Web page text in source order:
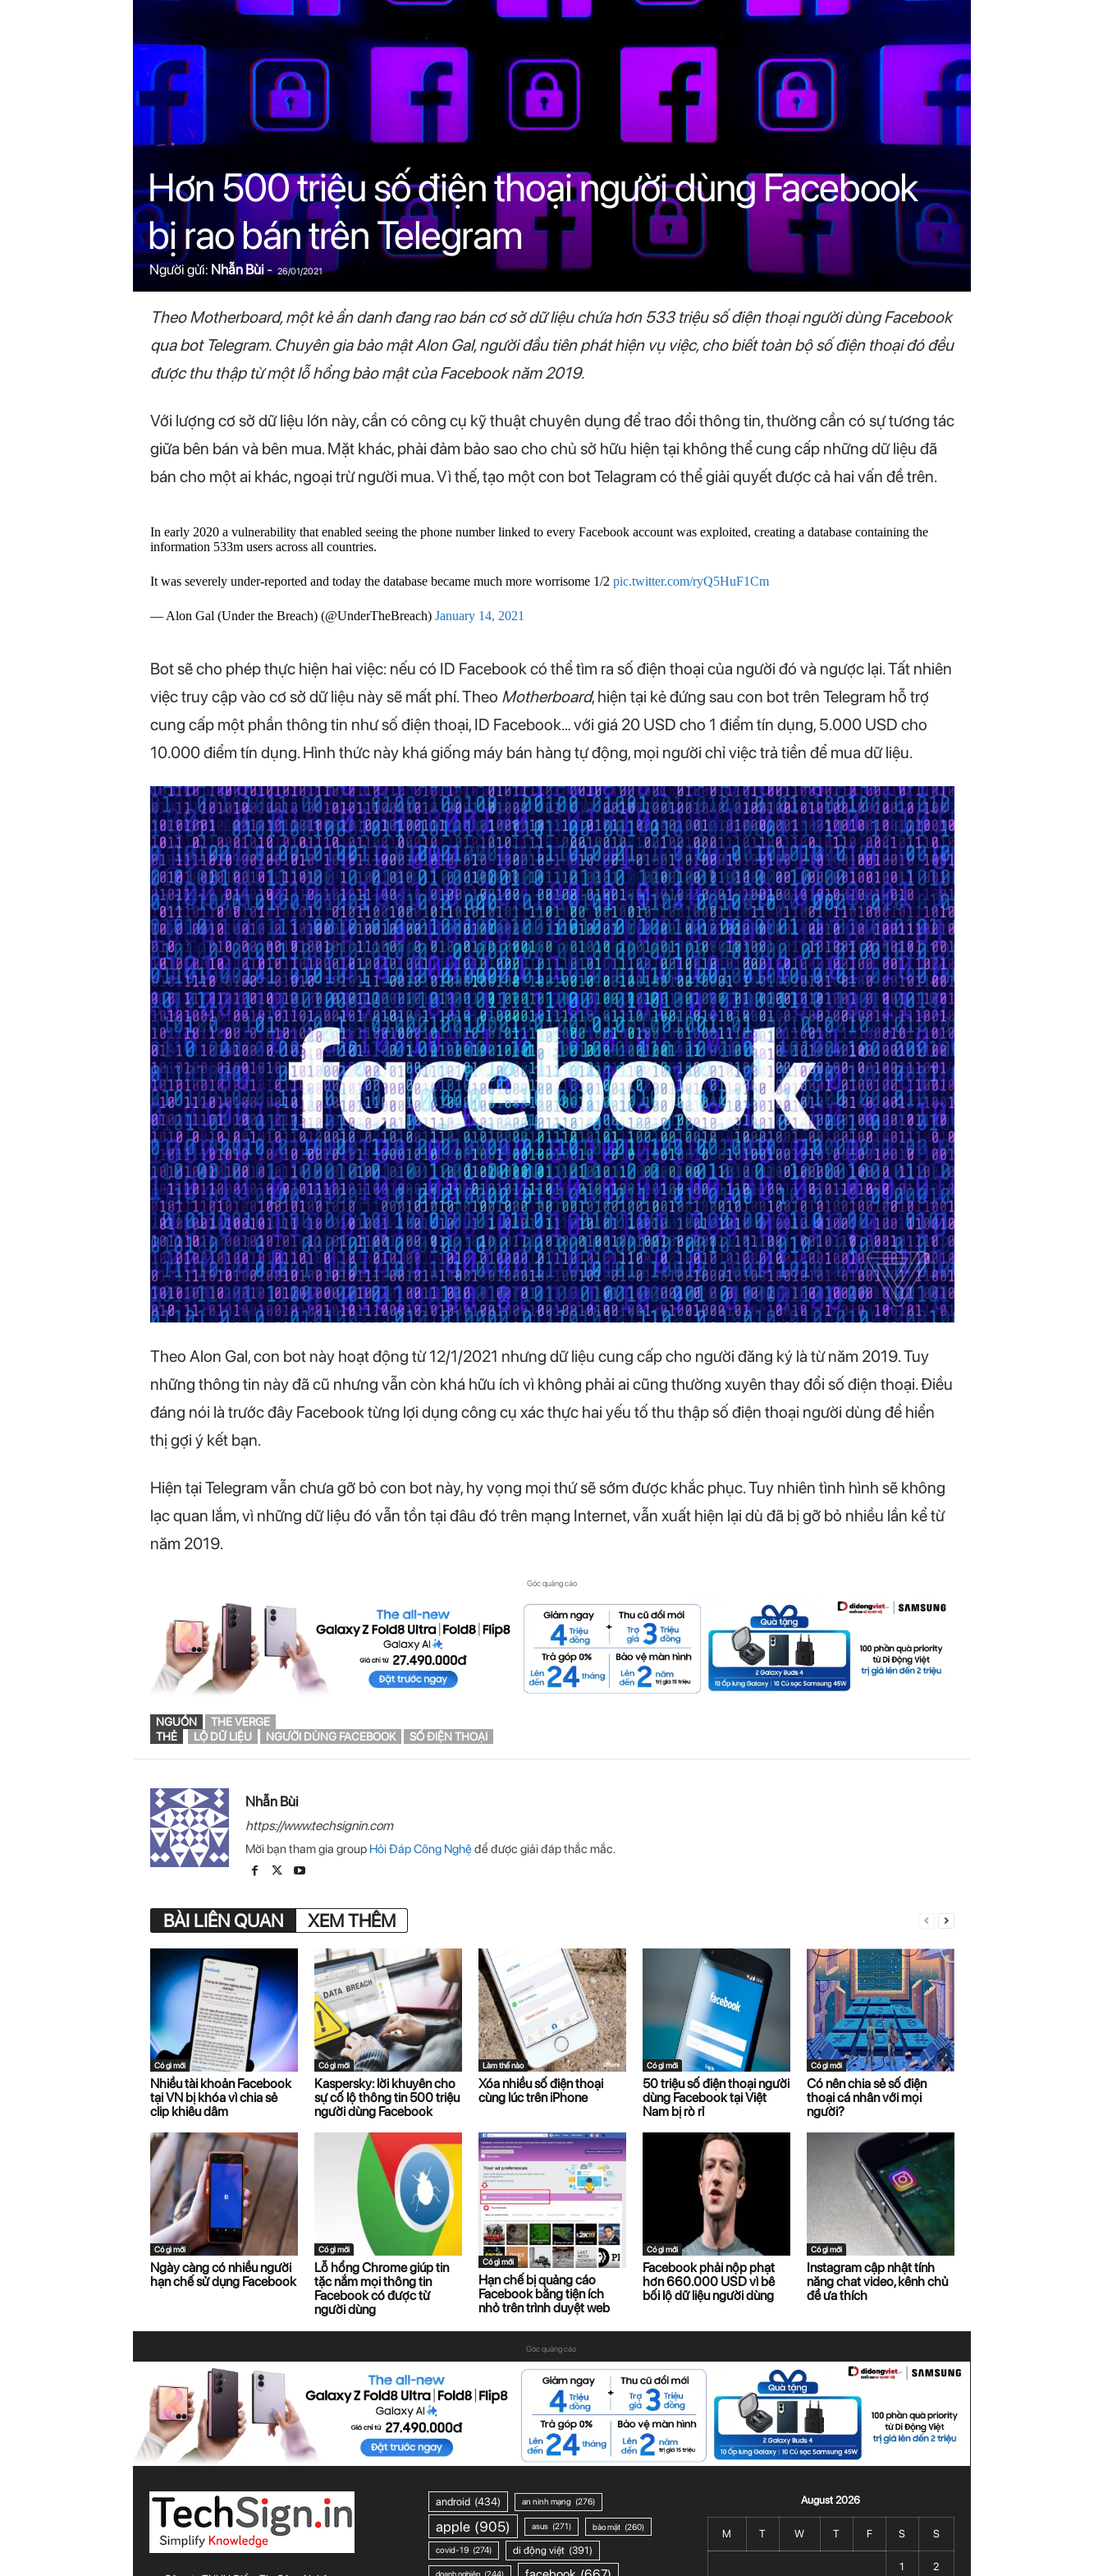
n
.
o
m
Hơn 500 triệu số điện thoại người dùng Facebook
bị rao bán trên Telegram
Người gửi: Nhẫn Bùi- 26/01/2021
Theo Motherboard, một kẻ ẩn danh đang rao bán cơ sở dữ liệu chứa hơn 533 triệu số điện thoại người dùng Facebook
qua bot Telegram. Chuyên gia bảo mật Alon Gal, người đầu tiên phát hiện vụ việc, cho biết toàn bộ số điện thoại đó đều
được thu thập từ một lỗ hổng bảo mật của Facebook năm 2019.
Với lượng cơ sở dữ liệu lớn này, cần có công cụ kỹ thuật chuyên dụng để trao đổi thông tin, thường cần có sự tương tác
giữa bên bán và bên mua. Mặt khác, phải đảm bảo sao cho chủ sở hữu hiện tại không thể cung cấp những dữ liệu đã
bán cho một ai khác, ngoại trừ người mua. Vì thế, tạo một con bot Telagram có thể giải quyết được cả hai vấn đề trên.
In early 2020 a vulnerability that enabled seeing the phone number linked to every Facebook account was exploited, creating a database containing the
information 533m users across all countries.
It was severely under-reported and today the database became much more worrisome 1/2 pic.twitter.com/ryQ5HuF1Cm
— Alon Gal (Under the Breach) (@UnderTheBreach) January 14, 2021
Bot sẽ cho phép thực hiện hai việc: nếu có ID Facebook có thể tìm ra số điện thoại của người đó và ngược lại. Tất nhiên
việc truy cập vào cơ sở dữ liệu này sẽ mất phí. Theo Motherboard, hiện tại kẻ đứng sau con bot trên Telegram hỗ trợ
cung cấp một phần thông tin như số điện thoại, ID Facebook… với giá 20 USD cho 1 điểm tín dụng, 5.000 USD cho
10.000 điểm tín dụng. Hình thức này khá giống máy bán hàng tự động, mọi người chỉ việc trả tiền để mua dữ liệu.
Theo Alon Gal, con bot này hoạt động từ 12/1/2021 nhưng dữ liệu cung cấp cho người đăng ký là từ năm 2019. Tuy
những thông tin này đã cũ nhưng vẫn còn khá hữu ích vì không phải ai cũng thường xuyên thay đổi số điện thoại. Điều
đáng nói là trước đây Facebook từng lợi dụng công cụ xác thực hai yếu tố thu thập số điện thoại người dùng để hiển
thị gợi ý kết bạn.
Hiện tại Telegram vẫn chưa gỡ bỏ con bot này, hy vọng mọi thứ sẽ sớm được khắc phục. Tuy nhiên tình hình sẽ không
lạc quan lắm, vì những dữ liệu đó vẫn tồn tại đâu đó trên mạng Internet, vẫn xuất hiện lại dù đã bị gỡ bỏ nhiều lần kể từ
năm 2019.
Góc quảng cáo
NGUỒN
THE VERGE
THẺ
LỘ DỮ LIỆU NGƯỜI DÙNG FACEBOOK SỐ ĐIỆN THOẠI
Nhẫn Bùi
https://www.techsignin.com
Mời bạn tham gia group Hỏi Đáp Công Nghệđể được giải đáp thắc mắc.
BÀI LIÊN QUAN XEM THÊM
Có gì mới
Nhiều tài khoản Facebook
tại VN bị khóa vì chia sẻ
clip khiêu dâm
Có gì mới
Kaspersky: lời khuyên cho
sự cố lộ thông tin 500 triệu
người dùng Facebook
Làm thế nào
Xóa nhiều số điện thoại
cùng lúc trên iPhone
Có gì mới
50 triệu số điện thoại người
dùng Facebook tại Việt
Nam bị rò rỉ
Có gì mới
Có nên chia sẻ số điện
thoại cá nhân với mọi
người?
Có gì mới
Ngày càng có nhiều người
hạn chế sử dụng Facebook
Có gì mới
Lỗ hổng Chrome giúp tin
tặc nắm mọi thông tin
Facebook có được từ
người dùng
Có gì mới
Hạn chế bị quảng cáo
Facebook bằng tiện ích
nhỏ trên trình duyệt web
Có gì mới
Facebook phải nộp phạt
hơn 660.000 USD vì bê
bối lộ dữ liệu người dùng
Có gì mới
Instagram cập nhật tính
năng chat video, kênh chủ
đề ưa thích
Góc quảng cáo
android (434) an ninh mạng (276)
apple (905) asus (271) bảo mật (260)
covid-19 (274) di động việt (391)
August 2026
M T W T F S S
1 2